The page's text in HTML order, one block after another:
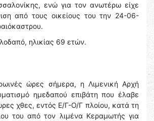
ενώ για τον ανωτέρω είχε
από τους οικείους του την 24-06-
ηλικίας 69 ετών.
ώρες σήμερα, η Λιμενική Αρχή
ημεδαπού επιβάτη που έλαβε
χθες, εντός Ε/Γ-Ο/Γ πλοίου, κατά τη
του από τον λιμένα Κεραμωτής για